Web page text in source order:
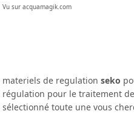
Vu sur acquamagik.com
materiels de regulationseko
régulation pour le traitement
sélectionné toute une vous